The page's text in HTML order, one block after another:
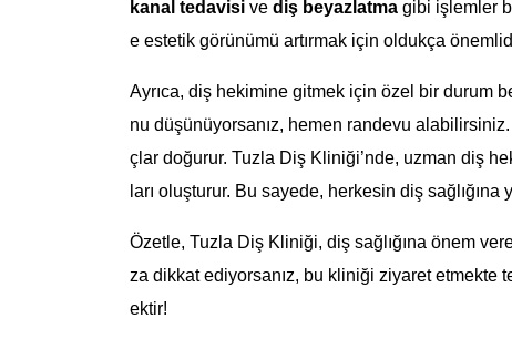
kanal tedavisi ve diş beyazlatma gibi işlemler
e estetik görünümü artırmak için oldukça
Ayrıca, diş hekimine gitmek için özel bir durum
nu düşünüyorsanız, hemen randevu
çlar doğurur. Tuzla Diş Kliniği’nde, uzman diş
ları oluşturur. Bu sayede, herkesin diş sağlığına
Özetle, Tuzla Diş Kliniği, diş sağlığına önem
za dikkat ediyorsanız, bu kliniği ziyaret etmekte
ektir!